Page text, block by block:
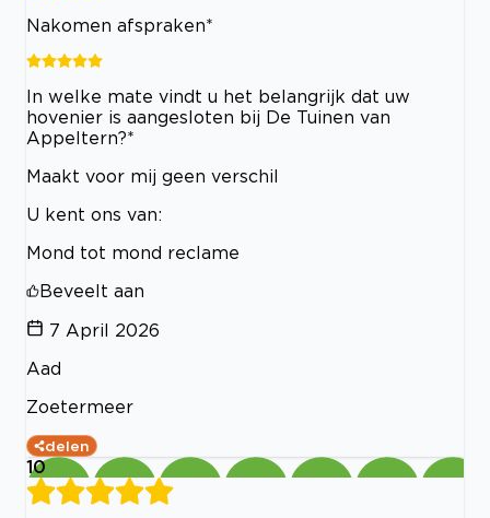
Nakomen afspraken*
In welke mate vindt u het belangrijk dat uw
hovenier is aangesloten bij De Tuinen van
Appeltern?*
Maakt voor mij geen verschil
U kent ons van:
Mond tot mond reclame
Beveelt aan
7 April 2026
Aad
Zoetermeer
delen
10